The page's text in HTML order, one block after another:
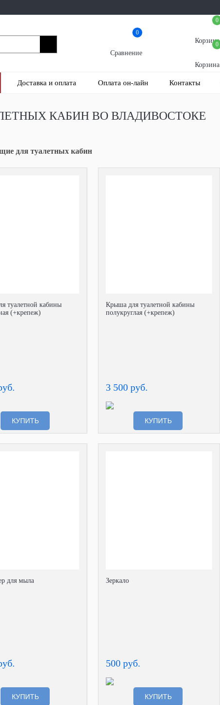
0
Сравнение
0
Корзина
0
Корзина
Доставка и оплата Оплата он-лайн Контакты
КАБИН ВО ВЛАДИВОСТОКЕ
для туалетных кабин
туалетной кабины
(+крепеж)
КУПИТЬ
Крыша для туалетной кабины
полукруглая (+крепеж)
3 500 руб.
КУПИТЬ
для мыла
КУПИТЬ
Зеркало
500 руб.
КУПИТЬ